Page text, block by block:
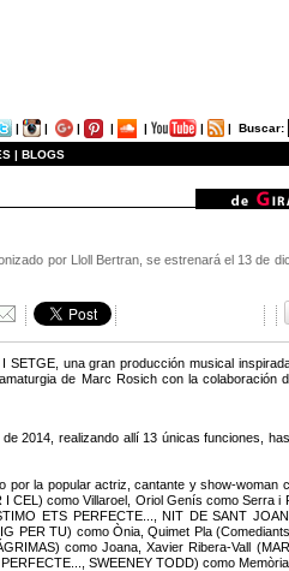
| | | | | | | Buscar:
| BLOGS
por Lloll Bertran, se estrenará el 13 de
una gran producción musical
de Marc Rosich con la colaboración
2014, realizando allí 13 únicas funciones,
por la popular actriz, cantante y show-woman
CEL) como Villaroel, Oriol Genís como Serra i
ETS PERFECTE..., NIT DE SANT
PER TU) como Ònia, Quimet Pla
como Joana, Xavier Ribera-Vall (MAR
SWEENEY TODD) como Memòria.